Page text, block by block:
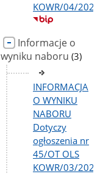
KOWR/04/2026
Informacje o
wyniku naboru liczba
(3)
INFORMACJA
O WYNIKU
NABORU
Dotyczy
ogłoszenia nr
45/OT OLS
KOWR/03/2026